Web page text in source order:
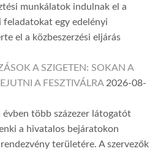
munkálatok indulnak el a
feladatokat egy edelényi
el a közbeszerzési eljárás
A SZIGETEN: SOKAN A
A FESZTIVÁLRA 2026-08-
évben több százezer látogatót
a hivatalos bejáratokon
területére. A szervezők